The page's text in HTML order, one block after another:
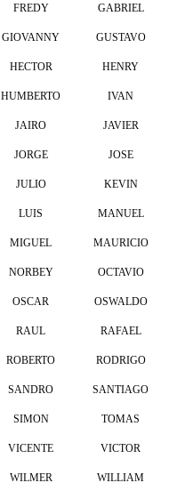
FREDY GABRIEL
GIOVANNY GUSTAVO
HECTOR HENRY
HUMBERTO IVAN
JAIRO JAVIER
JORGE JOSE
JULIO KEVIN
LUIS MANUEL
MIGUEL MAURICIO
NORBEY OCTAVIO
OSCAR OSWALDO
RAUL RAFAEL
ROBERTO RODRIGO
SANDRO SANTIAGO
SIMON TOMAS
VICENTE VICTOR
WILMER WILLIAM